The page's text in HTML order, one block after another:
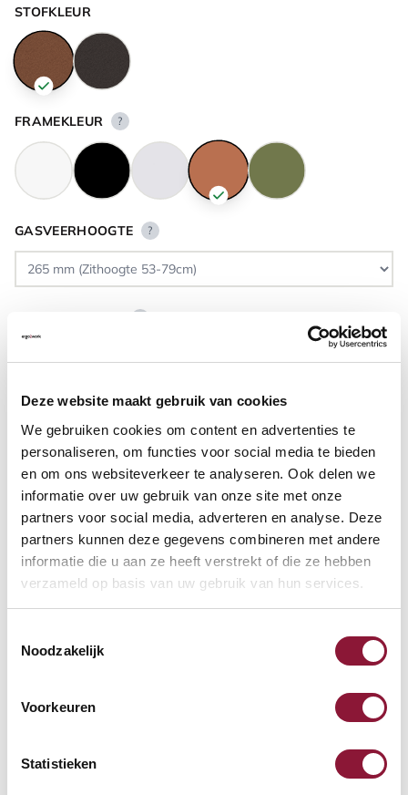
Deze website maakt gebruik van cookies
We gebruiken cookies om content en advertenties te
personaliseren, om functies voor social media te bieden
en om ons websiteverkeer te analyseren. Ook delen we
informatie over uw gebruik van onze site met onze
partners voor social media, adverteren en analyse. Deze
partners kunnen deze gegevens combineren met andere
informatie die u aan ze heeft verstrekt of die ze hebben
verzameld op basis van uw gebruik van hun services.
Noodzakelijk
Voorkeuren
Statistieken
STOFKLEUR
FRAMEKLEUR ?
GASVEERHOOGTE ?
VOETENRING ?
VOETENSTER IN GEPOLIJST ALUMINIUM ?
Beschikbaar
Levertijd: 3-6 weken